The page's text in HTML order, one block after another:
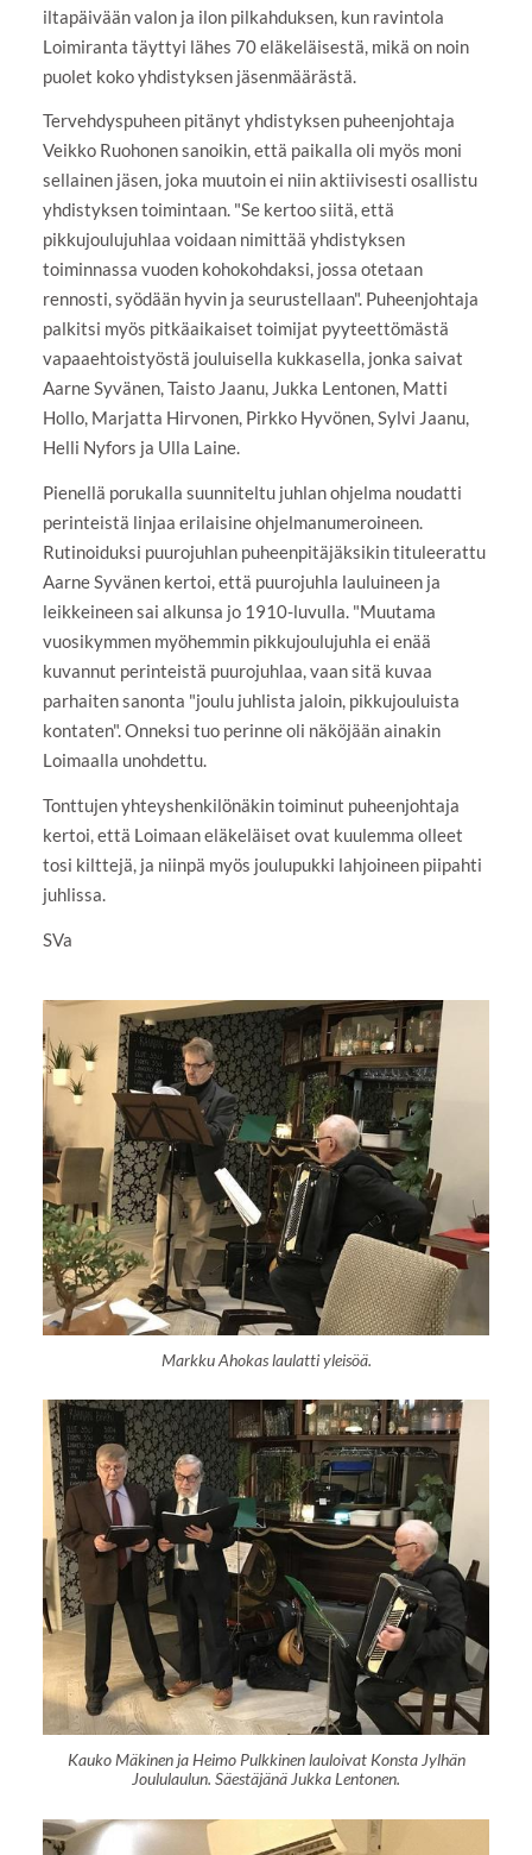
Markku Ahokas laulatti yleisöä.
Kauko Mäkinen ja Heimo Pulkkinen lauloivat Konsta Jylhän
Joululaulun. Säestäjänä Jukka Lentonen.
iltapäivään valon ja ilon pilkahduksen, kun ravintola
Loimiranta täyttyi lähes 70 eläkeläisestä, mikä on noin
puolet koko yhdistyksen jäsenmäärästä.
Tervehdyspuheen pitänyt yhdistyksen puheenjohtaja
Veikko Ruohonen sanoikin, että paikalla oli myös moni
sellainen jäsen, joka muutoin ei niin aktiivisesti osallistu
yhdistyksen toimintaan. "Se kertoo siitä, että
pikkujoulujuhlaa voidaan nimittää yhdistyksen
toiminnassa vuoden kohokohdaksi, jossa otetaan
rennosti, syödään hyvin ja seurustellaan". Puheenjohtaja
palkitsi myös pitkäaikaiset toimijat pyyteettömästä
vapaaehtoistyöstä jouluisella kukkasella, jonka saivat
Aarne Syvänen, Taisto Jaanu, Jukka Lentonen, Matti
Hollo, Marjatta Hirvonen, Pirkko Hyvönen, Sylvi Jaanu,
Helli Nyfors ja Ulla Laine.
Pienellä porukalla suunniteltu juhlan ohjelma noudatti
perinteistä linjaa erilaisine ohjelmanumeroineen.
Rutinoiduksi puurojuhlan puheenpitäjäksikin tituleerattu
Aarne Syvänen kertoi, että puurojuhla lauluineen ja
leikkeineen sai alkunsa jo 1910-luvulla. "Muutama
vuosikymmen myöhemmin pikkujoulujuhla ei enää
kuvannut perinteistä puurojuhlaa, vaan sitä kuvaa
parhaiten sanonta "joulu juhlista jaloin, pikkujouluista
kontaten". Onneksi tuo perinne oli näköjään ainakin
Loimaalla unohdettu.
Tonttujen yhteyshenkilönäkin toiminut puheenjohtaja
kertoi, että Loimaan eläkeläiset ovat kuulemma olleet
tosi kilttejä, ja niinpä myös joulupukki lahjoineen piipahti
juhlissa.
SVa